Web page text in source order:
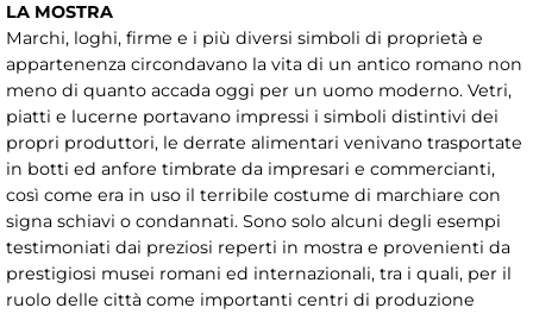
LA MOSTRA
Marchi, loghi, firme e i più diversi simboli di proprietà e
appartenenza circondavano la vita di un antico romano non
meno di quanto accada oggi per un uomo moderno. Vetri,
piatti e lucerne portavano impressi i simboli distintivi dei
propri produttori, le derrate alimentari venivano trasportate
in botti ed anfore timbrate da impresari e commercianti,
così come era in uso il terribile costume di marchiare con
signa schiavi o condannati. Sono solo alcuni degli esempi
testimoniati dai preziosi reperti in mostra e provenienti da
prestigiosi musei romani ed internazionali, tra i quali, per il
ruolo delle città come importanti centri di produzione